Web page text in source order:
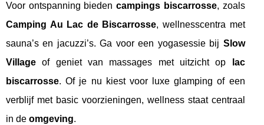
Voor ontspanning biedencampings biscarrosse, zoals
Camping Au Lac de Biscarrosse, wellnesscentra met
sauna’s en jacuzzi’s. Ga voor een yogasessie bij Slow
Village of geniet van massages met uitzicht op
lac
biscarrosse. Of je nu kiest voor luxe glamping of een
verblijf met basic voorzieningen, wellness staat centraal
in de omgeving.